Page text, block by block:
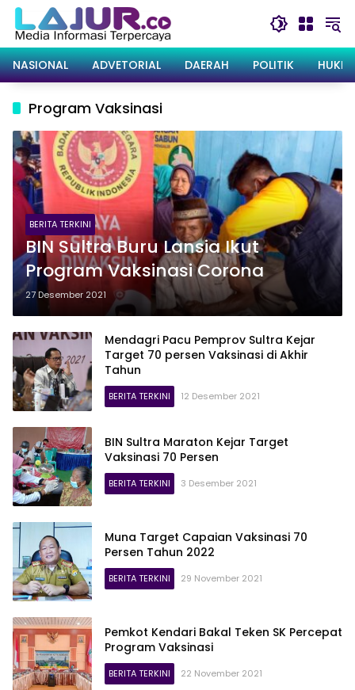
Langsung
konten
NASIONAL
ADVETORIAL DAERAH POLITIK
Program Vaksinasi
BERITA TERKINI
BIN Sultra Buru Lansia Ikut
Program Vaksinasi Corona
27 Desember 2021
Mendagri Pacu Pemprov Sultra Kejar
Target 70 persen Vaksinasi di Akhir
Tahun
BERITA TERKINI 12 Desember 2021
BIN Sultra Maraton Kejar Target
Vaksinasi 70 Persen
BERITA TERKINI 3 Desember 2021
Muna Target Capaian Vaksinasi 70
Persen Tahun 2022
BERITA TERKINI 29 November 2021
Pemkot Kendari Bakal Teken SK Percepat
Program Vaksinasi
BERITA TERKINI 22 November 2021